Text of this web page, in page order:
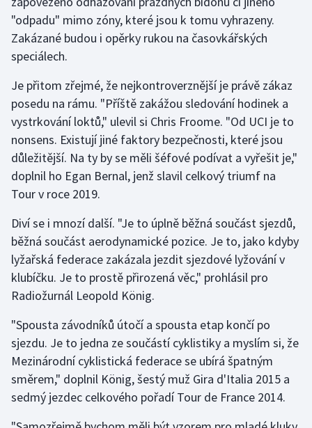
Lezení
Lyže a snowboard
Moderní pětiboj
Motorsport
Olympijské hry
Parasport
Plavání
Plážový volejbal
Ragby
Rychlobruslení
Rychlostní kanoistika
Short track
"odpadu" mimo zóny, které jsou k tomu vyhrazeny.
Zakázané budou i opěrky rukou na časovkářských
speciálech.
Je přitom zřejmé, že nejkontroverznější je právě zákaz
posedu na rámu. "Příště zakážou sledování hodinek a
vystrkování loktů," ulevil si Chris Froome. "Od UCI je to
nonsens. Existují jiné faktory bezpečnosti, které jsou
důležitější. Na ty by se měli šéfové podívat a vyřešit je,"
doplnil ho Egan Bernal, jenž slavil celkový triumf na
Tour v roce 2019.
Diví se i mnozí další. "Je to úplně běžná součást sjezdů,
běžná součást aerodynamické pozice. Je to, jako kdyby
lyžařská federace zakázala jezdit sjezdové lyžování v
klubíčku. Je to prostě přirozená věc," prohlásil pro
Radiožurnál Leopold König.
"Spousta závodníků útočí a spousta etap končí po
sjezdu. Je to jedna ze součástí cyklistiky a myslím si, že
Mezinárodní cyklistická federace se ubírá špatným
směrem," doplnil König, šestý muž Gira d'Italia 2015 a
sedmý jezdec celkového pořadí Tour de France 2014.